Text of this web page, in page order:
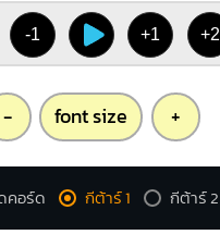
-1 +1 +2
- font size +
คอร์ด กีต้าร์ 1 กีต้าร์ 2